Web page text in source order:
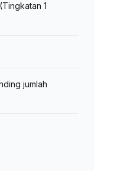
1
jumlah